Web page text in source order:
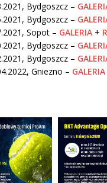
Bydgoszcz –
Bydgoszcz –
Sopot – GALERIA +
Bydgoszcz –
Bydgoszcz –
Gniezno – GALERIA